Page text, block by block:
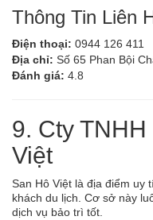
Thông Tin Liên
Điện thoại: 0944 126 411
Địa chỉ: Số 65 Phan Bội
Đánh giá: 4.8
9. Cty
Việt
San Hô Việt là địa điểm uy
khách du lịch. Cơ sở này
dịch vụ bảo trì tốt.